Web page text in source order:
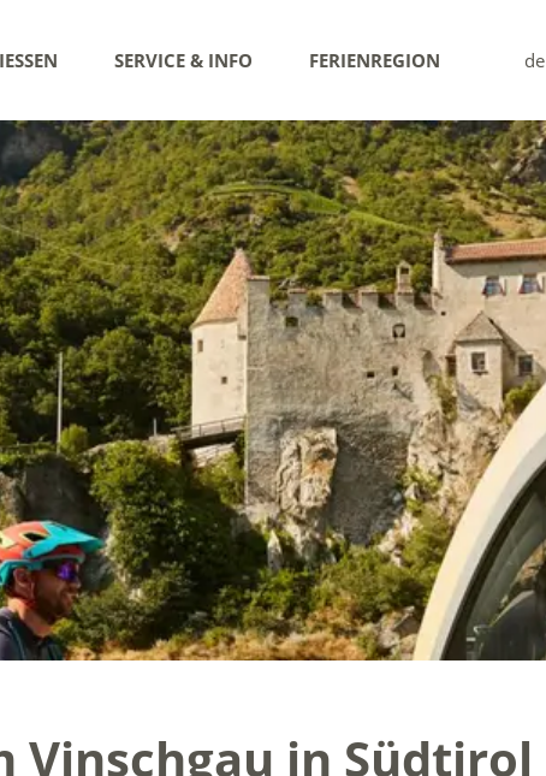
SERVICE & INFO FERIENREGION de
Vinschgau in Südtirol